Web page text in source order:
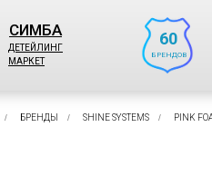
СИМБА
ДЕТЕЙЛИНГ
МАРКЕТ
60
БРЕНДОВ
/ БРЕНДЫ / SHINE SYSTEMS / PINK